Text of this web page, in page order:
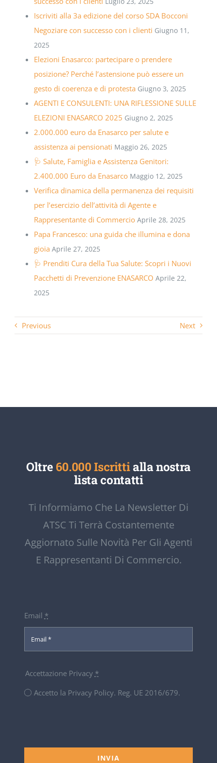
Iscriviti alla 3a edizione del corso SDA Bocconi
Negoziare con successo con i clienti Giugno 11,
2025
Elezioni Enasarco: partecipare o prendere
posizione? Perché l’astensione può essere un
gesto di coerenza e di protesta Giugno 3, 2025
AGENTI E CONSULENTI: UNA RIFLESSIONE SULLE
ELEZIONI ENASARCO 2025 Giugno 2, 2025
2.000.000 euro da Enasarco per salute e
assistenza ai pensionati Maggio 26, 2025
🩺 Salute, Famiglia e Assistenza Genitori:
2.400.000 Euro da Enasarco Maggio 12, 2025
Verifica dinamica della permanenza dei requisiti
per l’esercizio dell’attività di Agente e
Rappresentante di Commercio Aprile 28, 2025
Papa Francesco: una guida che illumina e dona
gioia Aprile 27, 2025
🩺 Prenditi Cura della Tua Salute: Scopri i Nuovi
Pacchetti di Prevenzione ENASARCO Aprile 22,
2025
Previous Next
Oltre 60.000 Iscrittialla nostra
lista contatti
Ti Informiamo Che La Newsletter Di
ATSC Ti Terrà Costantemente
Aggiornato Sulle Novità Per Gli Agenti
E Rappresentanti Di Commercio.
Email *
Accettazione Privacy *
Accetto la Privacy Policy. Reg. UE 2016/679.
INVIA